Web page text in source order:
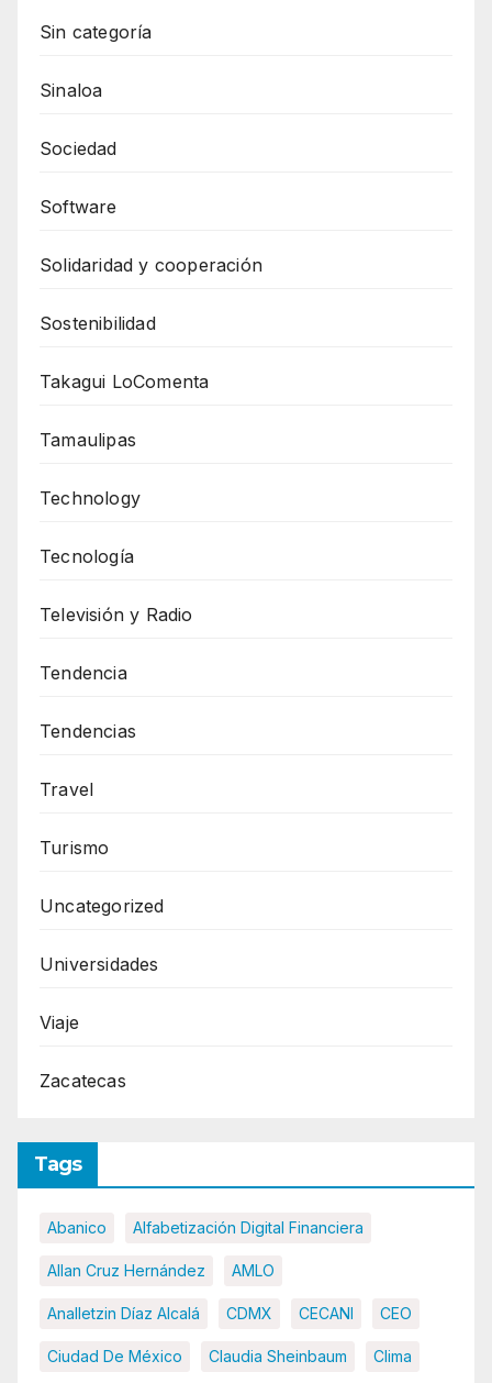
Sin categoría
Sinaloa
Sociedad
Software
Solidaridad y cooperación
Sostenibilidad
Takagui LoComenta
Tamaulipas
Technology
Tecnología
Televisión y Radio
Tendencia
Tendencias
Travel
Turismo
Uncategorized
Universidades
Viaje
Zacatecas
Tags
Abanico Alfabetización Digital Financiera
Allan Cruz Hernández AMLO
Analletzin Díaz Alcalá CDMX CECANI CEO
Ciudad De México Claudia Sheinbaum Clima